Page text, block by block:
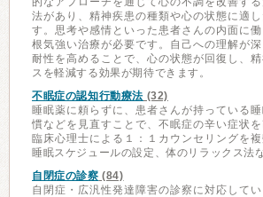
法があり、精神疾患の種類や心の状態に適
す。思考や感情といった患者さんの内面に働
根気強い治療が必要です。自己への理解が
耐性を高めることで、心の状態が回復し、
スを軽減する効果が期待できます。
不眠症の認知行動療法 (32)
睡眠薬に頼らずに、患者さんが持っている
慣などを見直すことで、不眠症の辛い症状を
臨床心理士による１：１カウンセリングを
睡眠スケジュールの設定、体のリラックス法
自閉症の診察 (84)
自閉症・広汎性発達障害の診察に対応して